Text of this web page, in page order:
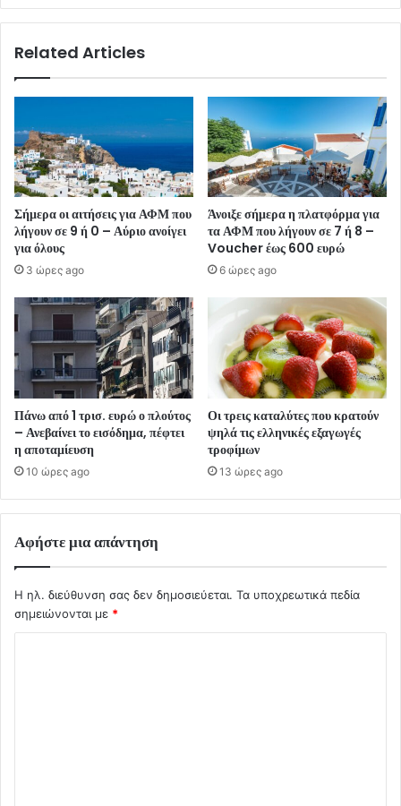
Related Articles
Σήμερα οι αιτήσεις για ΑΦΜ που
λήγουν σε 9 ή 0 – Αύριο ανοίγει
για όλους
3 ώρες ago
Άνοιξε σήμερα η πλατφόρμα για
τα ΑΦΜ που λήγουν σε 7 ή 8 –
Voucher έως 600 ευρώ
6 ώρες ago
Πάνω από 1 τρισ. ευρώ ο πλούτος
– Ανεβαίνει το εισόδημα, πέφτει
η αποταμίευση
10 ώρες ago
Οι τρεις καταλύτες που κρατούν
ψηλά τις ελληνικές εξαγωγές
τροφίμων
13 ώρες ago
Αφήστε μια απάντηση
Η ηλ. διεύθυνση σας δεν δημοσιεύεται. Τα υποχρεωτικά πεδία
σημειώνονται με *